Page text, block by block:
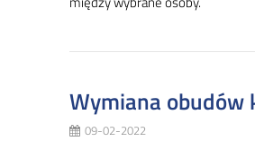
Wymiana obudów
09-02-2022